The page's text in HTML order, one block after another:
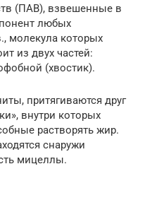
(ПАВ), взвешенные в
любых
молекула которых
из двух частей:
(хвостик).
притягиваются друг
внутри которых
растворять жир.
снаружи
мицеллы.